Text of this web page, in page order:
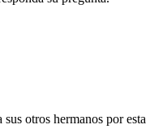
otros hermanos por esta